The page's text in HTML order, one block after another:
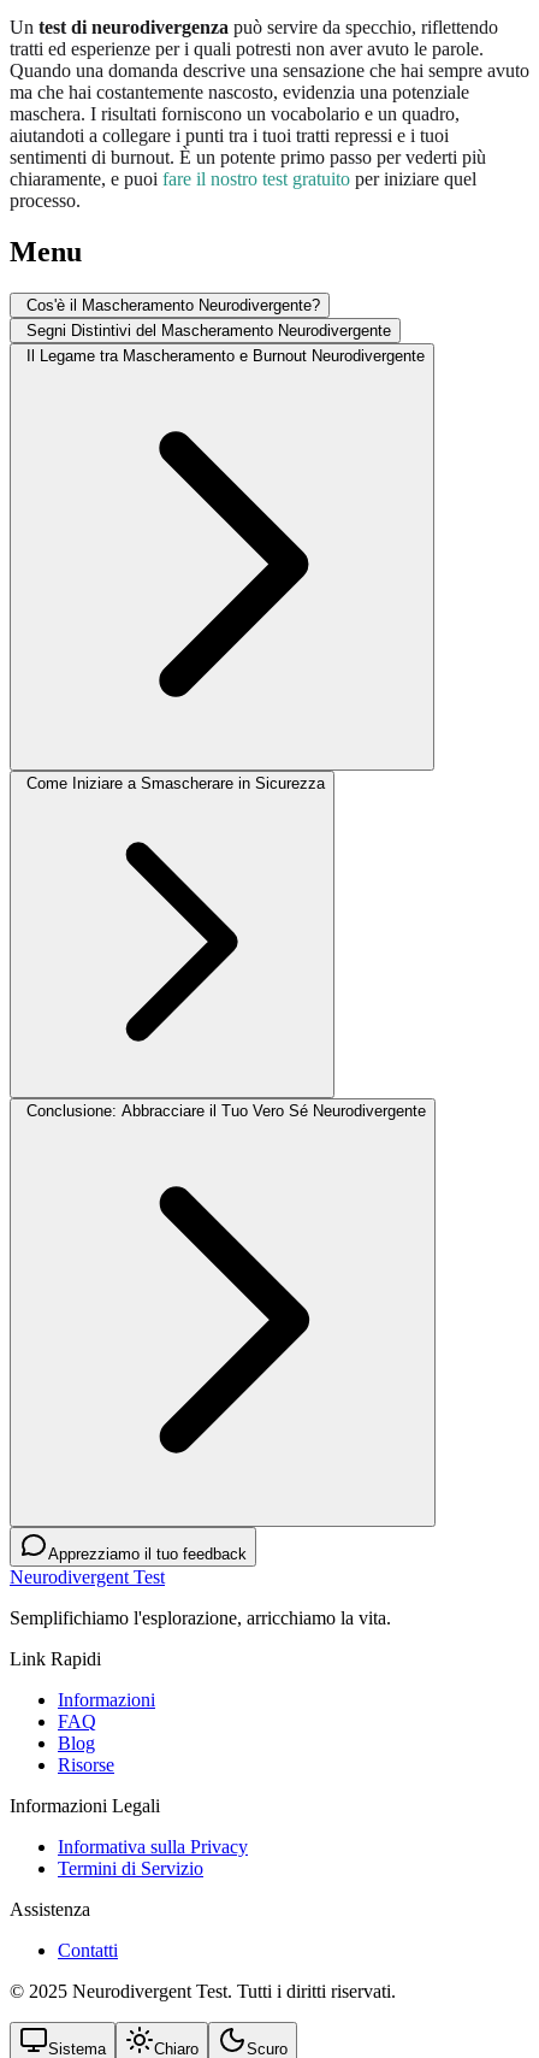
Un test di neurodivergenza può servire da specchio, riflettendo
tratti ed esperienze per i quali potresti non aver avuto le parole.
Quando una domanda descrive una sensazione che hai sempre avuto
ma che hai costantemente nascosto, evidenzia una potenziale
maschera. I risultati forniscono un vocabolario e un quadro,
aiutandoti a collegare i punti tra i tuoi tratti repressi e i tuoi
sentimenti di burnout. È un potente primo passo per vederti più
chiaramente, e puoi fare il nostro test gratuito per iniziare quel
processo.
Menu
Cos'è il Mascheramento Neurodivergente?
Segni Distintivi del Mascheramento Neurodivergente
Il Legame tra Mascheramento e Burnout Neurodivergente
Come Iniziare a Smascherare in Sicurezza
Conclusione: Abbracciare il Tuo Vero Sé Neurodivergente
Apprezziamo il tuo feedback
Neurodivergent Test
Semplifichiamo l'esplorazione, arricchiamo la vita.
Link Rapidi
Informazioni
FAQ
Blog
Risorse
Informazioni Legali
Informativa sulla Privacy
Termini di Servizio
Assistenza
Contatti
© 2025 Neurodivergent Test. Tutti i diritti riservati.
Sistema Chiaro Scuro